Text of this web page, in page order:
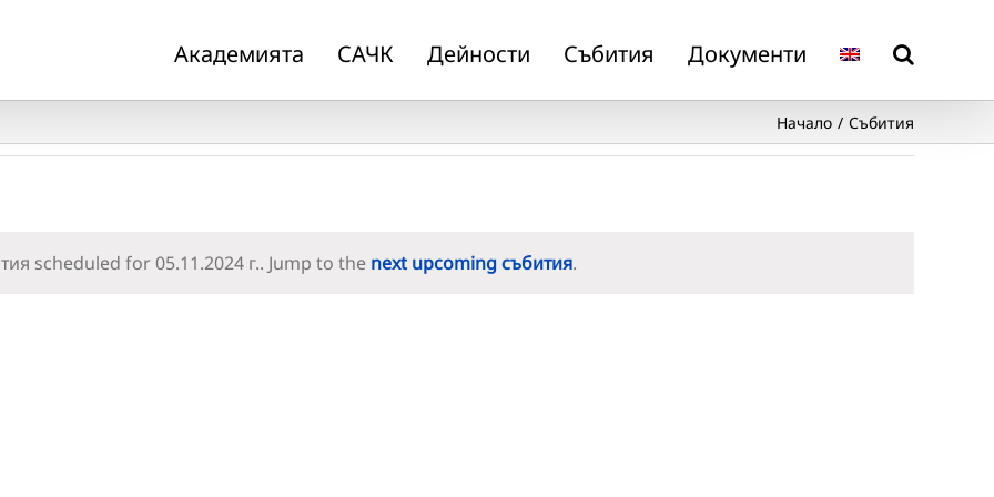
Академията САЧК Дейности Събития Документи
Начало Събития
Notice
scheduled for 05.11.2024 г.. Jump to the next upcoming събития.